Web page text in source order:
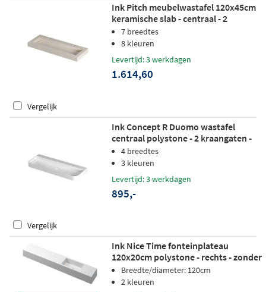
Ink Pitch meubelwastafel 120x45cm
keramische slab - centraal - 2
kraangaten - travertin mat
7 breedtes
8 kleuren
Levertijd: 3 werkdagen
1.614,60
Vergelijk
Ink Concept R Duomo wastafel
centraal polystone - 2 kraangaten -
120x45cm - glans wit
4 breedtes
3 kleuren
Levertijd: 3 werkdagen
895,-
Vergelijk
Ink Nice Time fonteinplateau
120x20cm polystone - rechts - zonder
kraangat - mat wit
Breedte/diameter: 120cm
2 kleuren